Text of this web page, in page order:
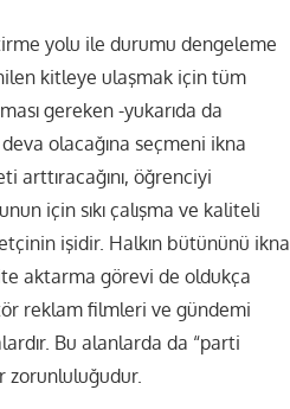
yolu ile durumu dengeleme
kitleye ulaşmak için tüm
gereken -yukarıda da
olacağına seçmeni ikna
arttıracağını, öğrenciyi
için sıkı çalışma ve kaliteli
işidir. Halkın bütününü ikna
aktarma görevi de oldukça
reklam filmleri ve gündemi
Bu alanlarda da “parti
zorunluluğudur.